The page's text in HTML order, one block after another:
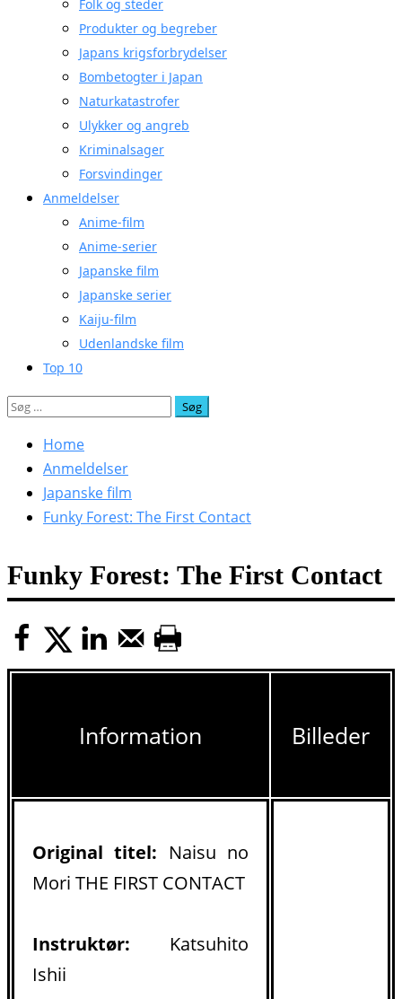
Folk og steder
Produkter og begreber
Japans krigsforbrydelser
Bombetogter i Japan
Naturkatastrofer
Ulykker og angreb
Kriminalsager
Forsvindinger
Anmeldelser
Anime-film
Anime-serier
Japanske film
Japanske serier
Kaiju-film
Udenlandske film
Top 10
Søg
Home
Anmeldelser
Japanske film
Funky Forest: The First Contact
Funky Forest: The First Contact
Information Billeder
Original titel: Naisu no
Mori THE FIRST CONTACT
Instruktør: Katsuhito
Ishii